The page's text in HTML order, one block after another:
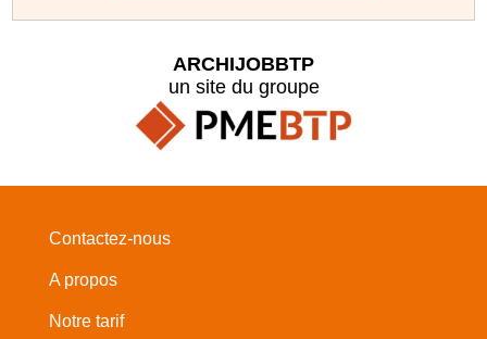
ARCHIJOBBTP
un site du groupe
Contactez-nous
A propos
Notre tarif